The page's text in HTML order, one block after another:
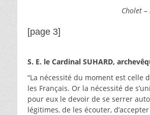
Cholet
[page 3]
S. E. le Cardinal SUHARD,
“La nécessité du moment est celle
les Français. Or la nécessité de
pour eux le devoir de se serrer
légitimes, de les écouter,